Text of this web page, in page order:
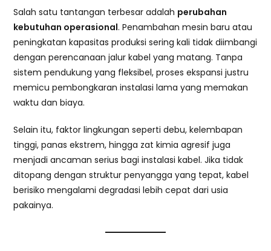
Salah satu tantangan terbesar adalah perubahan
kebutuhan operasional. Penambahan mesin baru atau
peningkatan kapasitas produksi sering kali tidak diimbangi
dengan perencanaan jalur kabel yang matang. Tanpa
sistem pendukung yang fleksibel, proses ekspansi justru
memicu pembongkaran instalasi lama yang memakan
waktu dan biaya.
Selain itu, faktor lingkungan seperti debu, kelembapan
tinggi, panas ekstrem, hingga zat kimia agresif juga
menjadi ancaman serius bagi instalasi kabel. Jika tidak
ditopang dengan struktur penyangga yang tepat, kabel
berisiko mengalami degradasi lebih cepat dari usia
pakainya.